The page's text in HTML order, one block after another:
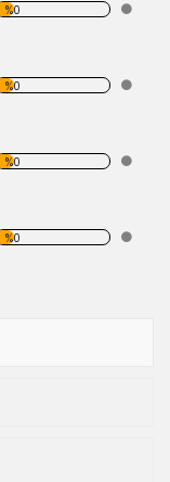
%0
%0
%0
%0